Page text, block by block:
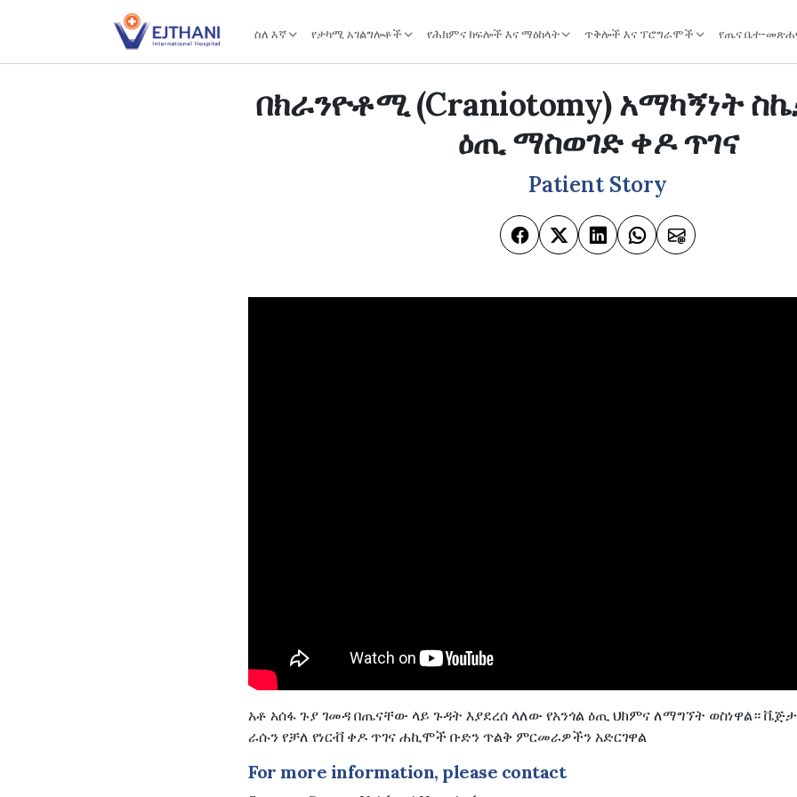
ስለ እኛ የታካሚ አገልግሎቶች የሕክምና ክፍሎች እና ማዕከላት ጥቅሎች እና ፕሮግራሞች የጤና ቤተ-
በክራንዮቶሚ (Craniotomy) አማካኝነት
ዕጢ ማስወገድ ቀዶ ጥገና
Patient Story
አቶ አሰፋ ጉያ ገመዳ በጤናቸው ላይ ጉዳት እያደረሰ ላለው የአንጎል ዕጢ ህክምና ለማግኘት ወስነዋል።
ራሱን የቻለ የነርቭ ቀዶ ጥገና ሐኪሞች ቡድን ጥልቅ ምርመራዎችን አድርገዋል
For more information, please contact